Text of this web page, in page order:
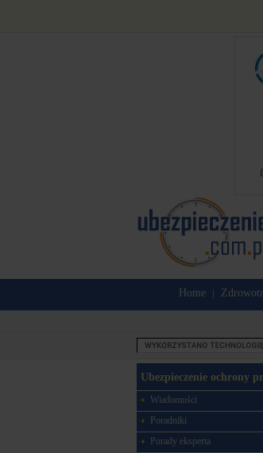
Home
Ubezpieczenie ochrony
Wiadomości
Poradniki
Porady eksperta